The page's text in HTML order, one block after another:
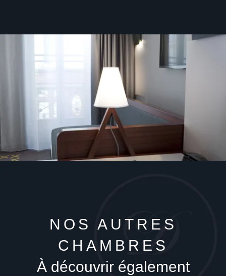
NOS AUTRES
CHAMBRES
À découvrir également